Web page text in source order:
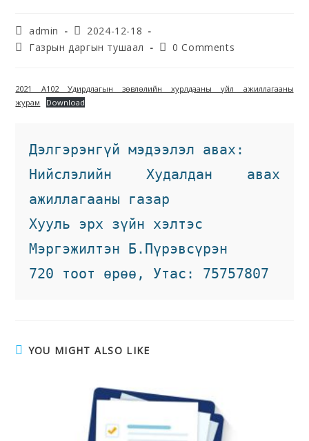
admin
2024-12-18
Газрын даргын тушаал
0 Comments
2021 A102 Удирдлагын зөвлөлийн хурлдааны үйл ажиллагааны
журам
Download
Дэлгэрэнгүй мэдээлэл авах:
Нийслэлийн Худалдан авах
ажиллагааны газар
Хууль эрх зүйн хэлтэс
Мэргэжилтэн Б.Пүрэвсүрэн
720 тоот өрөө, Утас: 75757807
YOU MIGHT ALSO LIKE